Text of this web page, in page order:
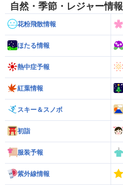
自然・季節・レジャー情報
花粉飛散情報
ほたる情報
熱中症予報
紅葉情報
スキー＆スノボ
初詣
服装予報
紫外線情報